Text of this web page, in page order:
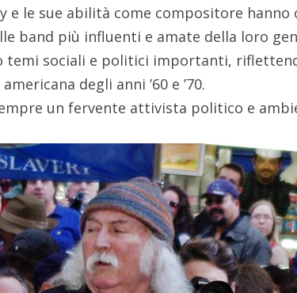
e le sue abilità come compositore
band più influenti e amate della loro
temi sociali e politici importanti,
degli anni ’60 e ’70.
un fervente attivista politico e